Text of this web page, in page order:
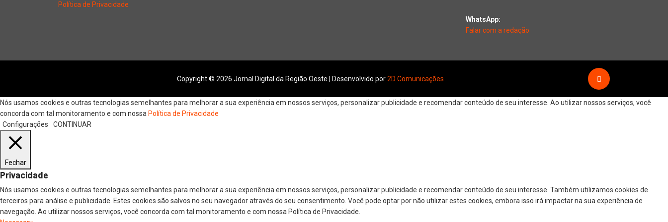
Política de Privacidade
WhatsApp:
Falar com a redação
Copyright © 2026 Jornal Digital da Região Oeste | Desenvolvido por2D Comunicações
Nós usamos cookies e outras tecnologias semelhantes para melhorar a sua experiência em nossos serviços, personalizar publicidade e recomendar conteúdo de seu interesse. Ao utilizar nossos serviços, você
concorda com tal monitoramento e com nossa Política de Privacidade
Configurações
CONTINUAR
Fechar
Privacidade
Nós usamos cookies e outras tecnologias semelhantes para melhorar a sua experiência em nossos serviços, personalizar publicidade e recomendar conteúdo de seu interesse. Também utilizamos cookies de
terceiros para análise e publicidade. Estes cookies são salvos no seu navegador através do seu consentimento. Você pode optar por não utilizar estes cookies, embora isso irá impactar na sua experiência de
navegação. Ao utilizar nossos serviços, você concorda com tal monitoramento e com nossa Política de Privacidade.